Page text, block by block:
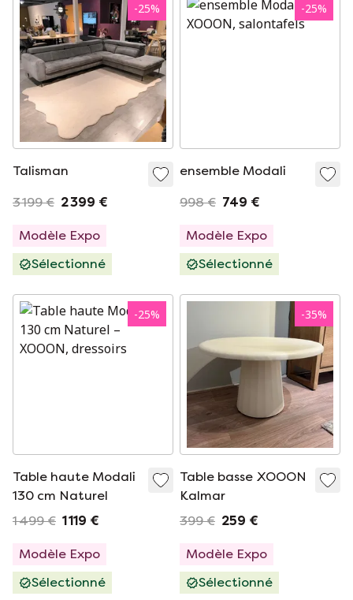
-25%
Talisman
3 199 € 2 399 €
Modèle Expo
Sélectionné
-25%
ensemble Modali
998 € 749 €
Modèle Expo
Sélectionné
-25%
Table haute Modali
130 cm Naturel
1 499 € 1 119 €
Modèle Expo
Sélectionné
-35%
Table basse XOOON
Kalmar
399 € 259 €
Modèle Expo
Sélectionné